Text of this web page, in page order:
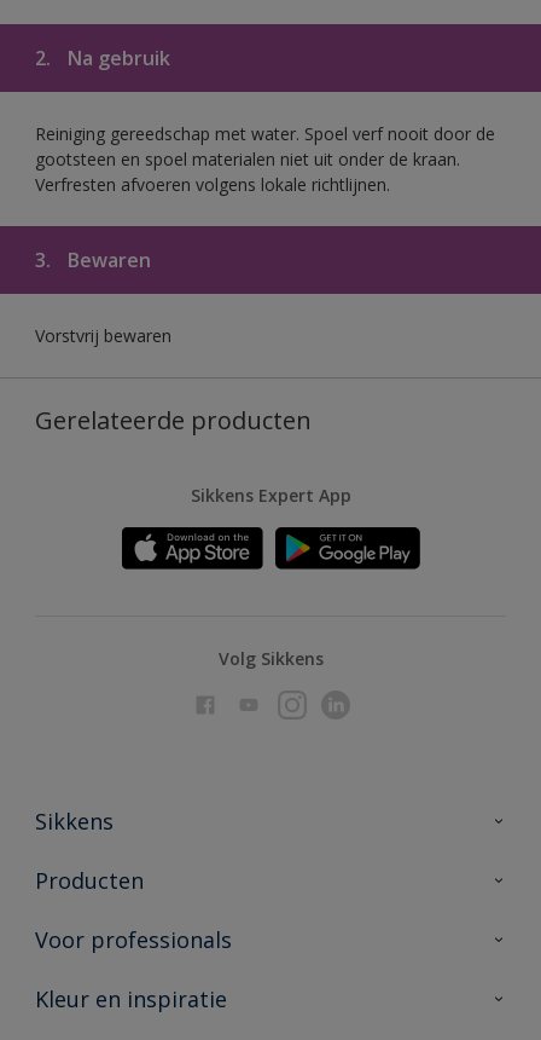
2. Na gebruik
Reiniging gereedschap met water. Spoel verf nooit door de
gootsteen en spoel materialen niet uit onder de kraan.
Verfresten afvoeren volgens lokale richtlijnen.
3. Bewaren
Vorstvrij bewaren
Gerelateerde producten
Sikkens Expert App
Volg Sikkens
Sikkens
Over Sikkens
Duurzaamheid
Producten
Producten voor binnen
Vind je verkooppunt
Voor professionals
Advies & service
Kleur en inspiratie